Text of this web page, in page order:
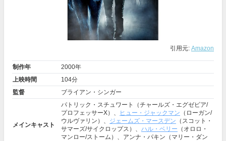
引用元: Amazon
制作年
2000年
上映時間
104分
監督
ブライアン・シンガー
メインキャスト
パトリック・スチュワート（チャールズ・エグゼビア/
プロフェッサーX）、
ヒュー・ジャックマン （ローガン/
ウルヴァリン）、 ジェームズ・マースデン （スコット・
サマーズ/サイクロップス）、 ハル・ベリー （オロロ・
マンロー/ストーム）、アンナ・パキン（マリー・ダン